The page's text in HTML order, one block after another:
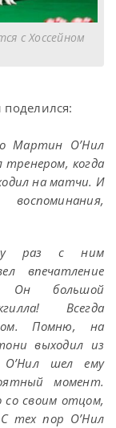
с Хоссейном
Мартин О’Нил
когда
на матчи. И
раз с ним
впечатление
Он большой
Всегда
Помню, на
выходил из
шел ему
момент.
со своим отцом,
тех пор O’Нил